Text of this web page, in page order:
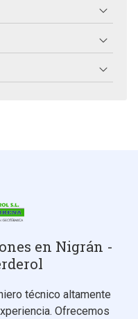
en Nigrán -
técnico altamente
Ofrecemos